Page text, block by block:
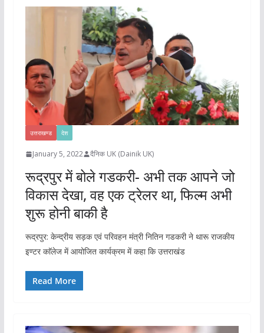
उत्तराखण्ड देश
January 5, 2022 दैनिक UK (Dainik UK)
रूद्रपुर में बोले गडकरी- अभी तक आपने जो
विकास देखा, वह एक ट्रेलर था, फिल्म अभी
शुरू होनी बाकी है
रूद्रपुर: केन्द्रीय सड़क एवं परिवहन मंत्री नितिन गडकरी ने थारू राजकीय
इण्टर काॅलेज में आयोजित कार्यक्रम में कहा कि उत्तराखंड
Read More